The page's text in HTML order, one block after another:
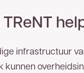
infrastructuur
kunnen